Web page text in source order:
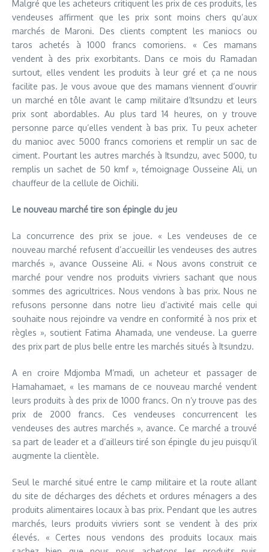
Malgré que les acheteurs critiquent les prix de ces produits, les
vendeuses affirment que les prix sont moins chers qu’aux
marchés de Maroni. Des clients comptent les maniocs ou
taros achetés à 1000 francs comoriens. « Ces mamans
vendent à des prix exorbitants. Dans ce mois du Ramadan
surtout, elles vendent les produits à leur gré et ça ne nous
facilite pas. Je vous avoue que des mamans viennent d’ouvrir
un marché en tôle avant le camp militaire d’Itsundzu et leurs
prix sont abordables. Au plus tard 14 heures, on y trouve
personne parce qu’elles vendent à bas prix. Tu peux acheter
du manioc avec 5000 francs comoriens et remplir un sac de
ciment. Pourtant les autres marchés à Itsundzu, avec 5000, tu
remplis un sachet de 50 kmf », témoignage Ousseine Ali, un
chauffeur de la cellule de Oichili.
Le nouveau marché tire son épingle du jeu
La concurrence des prix se joue. « Les vendeuses de ce
nouveau marché refusent d’accueillir les vendeuses des autres
marchés », avance Ousseine Ali. « Nous avons construit ce
marché pour vendre nos produits vivriers sachant que nous
sommes des agricultrices. Nous vendons à bas prix. Nous ne
refusons personne dans notre lieu d’activité mais celle qui
souhaite nous rejoindre va vendre en conformité à nos prix et
règles », soutient Fatima Ahamada, une vendeuse. La guerre
des prix part de plus belle entre les marchés situés à Itsundzu.
A en croire Mdjomba M’madi, un acheteur et passager de
Hamahamaet, « les mamans de ce nouveau marché vendent
leurs produits à des prix de 1000 francs. On n’y trouve pas des
prix de 2000 francs. Ces vendeuses concurrencent les
vendeuses des autres marchés », avance. Ce marché a trouvé
sa part de leader et a d’ailleurs tiré son épingle du jeu puisqu’il
augmente la clientèle.
Seul le marché situé entre le camp militaire et la route allant
du site de décharges des déchets et ordures ménagers a des
produits alimentaires locaux à bas prix. Pendant que les autres
marchés, leurs produits vivriers sont se vendent à des prix
élevés. « Certes nous vendons des produits locaux mais